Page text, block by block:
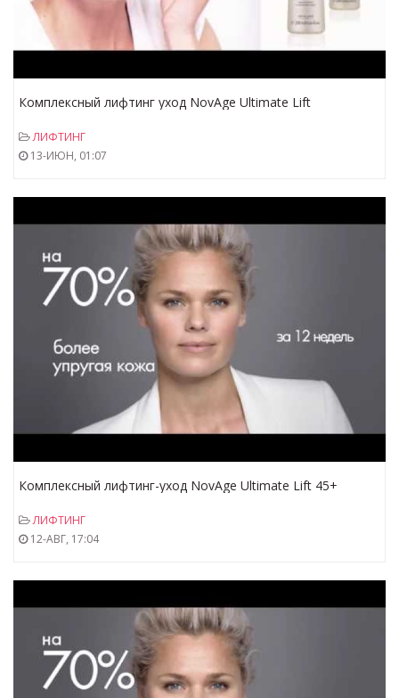
Комплексный лифтинг уход NovAge Ultimate Lift
ЛИФТИНГ
13-ИЮН, 01:07
Комплексный лифтинг-уход NovAge Ultimate Lift 45+
ЛИФТИНГ
12-АВГ, 17:04